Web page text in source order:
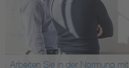
Arbeiten Sie in der Normung mit